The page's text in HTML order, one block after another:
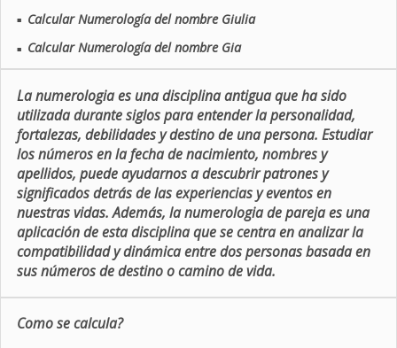
■ Calcular Numerología del nombre Giulia
■ Calcular Numerología del nombre Gia
La numerologia es una disciplina antigua que ha sido
utilizada durante siglos para entender la personalidad,
fortalezas, debilidades y destino de una persona. Estudiar
los números en la fecha de nacimiento, nombres y
apellidos, puede ayudarnos a descubrir patrones y
significados detrás de las experiencias y eventos en
nuestras vidas. Además, la numerologia de pareja es una
aplicación de esta disciplina que se centra en analizar la
compatibilidad y dinámica entre dos personas basada en
sus números de destino o camino de vida.
Como se calcula?